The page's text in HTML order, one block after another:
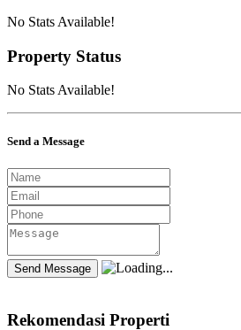
No Stats Available!
Property Status
No Stats Available!
Send a Message
Rekomendasi Properti